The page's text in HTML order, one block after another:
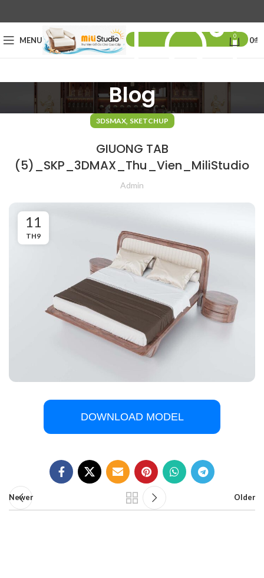
MENU 0 0₫
Blog
3DSMAX, SKETCHUP
GIUONG TAB
(5)_SKP_3DMAX_Thu_Vien_MiliStudio
Admin
11
TH9
DOWNLOAD MODEL
Newer Older